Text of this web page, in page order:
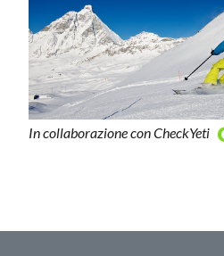
In collaborazione con CheckYeti